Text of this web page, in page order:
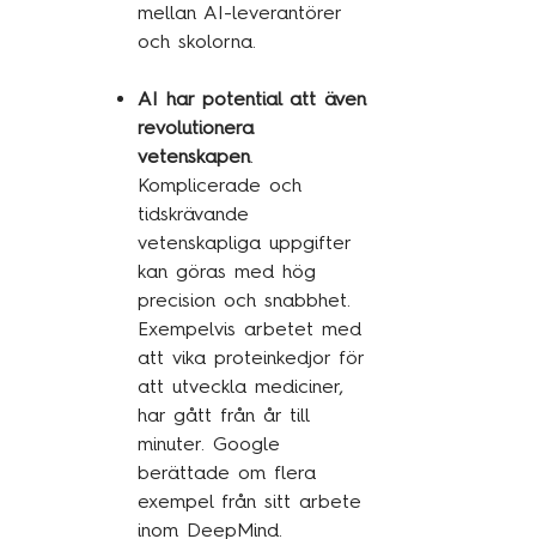
mellan AI-leverantörer
och skolorna.
AI har potential att även
revolutionera
vetenskapen.
Komplicerade och
tidskrävande
vetenskapliga uppgifter
kan göras med hög
precision och snabbhet.
Exempelvis arbetet med
att vika proteinkedjor för
att utveckla mediciner,
har gått från år till
minuter. Google
berättade om flera
exempel från sitt arbete
inom DeepMind.